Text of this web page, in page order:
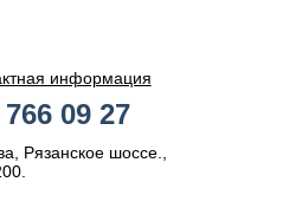
информация
766 09 27
Рязанское шоссе.,